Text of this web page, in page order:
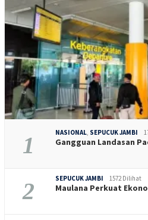
1 NASIONAL, SEPUCUK JAMBI
Gangguan Landasan
2 SEPUCUK JAMBI 1572 Dilihat
Maulana Perkuat